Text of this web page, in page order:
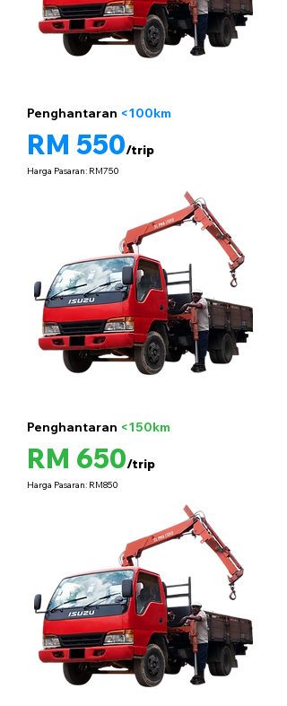
Penghantaran <100km
RM 550/trip
Harga Pasaran: RM750
Penghantaran <150km
RM 650/trip
Harga Pasaran: RM850